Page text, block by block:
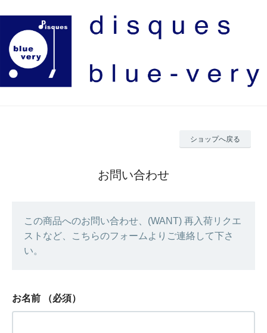
ショップへ戻る
お問い合わせ
この商品へのお問い合わせ、(WANT) 再入荷リクエ
ストなど、こちらのフォームよりご連絡して下さ
い。
お名前 （必須）